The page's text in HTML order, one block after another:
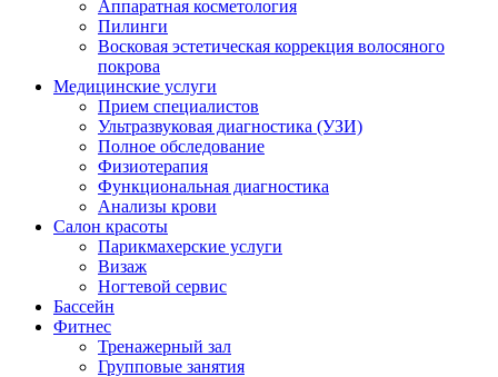
Аппаратная косметология
Пилинги
Восковая эстетическая коррекция волосяного
покрова
Медицинские услуги
Прием специалистов
Ультразвуковая диагностика (УЗИ)
Полное обследование
Физиотерапия
Функциональная диагностика
Анализы крови
Салон красоты
Парикмахерские услуги
Визаж
Ногтевой сервис
Бассейн
Фитнес
Тренажерный зал
Групповые занятия